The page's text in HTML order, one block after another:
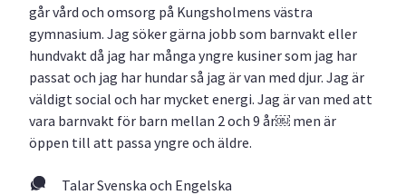
går vård och omsorg på Kungsholmens västra
gymnasium. Jag söker gärna jobb som barnvakt eller
hundvakt då jag har många yngre kusiner som jag har
passat och jag har hundar så jag är van med djur. Jag är
väldigt social och har mycket energi. Jag är van med att
vara barnvakt för barn mellan 2 och 9 år￼ men är
öppen till att passa yngre och äldre.
Talar Svenska och Engelska